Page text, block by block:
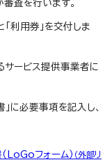
査を行います。
利用券」を交付しま
サービス提供事業者に
に必要事項を記入し、
LoGoフォーム） （外部リ